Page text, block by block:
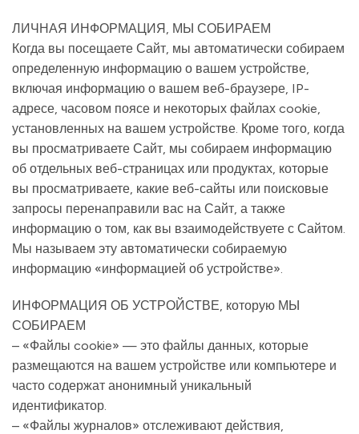
ЛИЧНАЯ ИНФОРМАЦИЯ, МЫ СОБИРАЕМ
Когда вы посещаете Сайт, мы автоматически собираем
определенную информацию о вашем устройстве,
включая информацию о вашем веб-браузере, IP-
адресе, часовом поясе и некоторых файлах cookie,
установленных на вашем устройстве. Кроме того, когда
вы просматриваете Сайт, мы собираем информацию
об отдельных веб-страницах или продуктах, которые
вы просматриваете, какие веб-сайты или поисковые
запросы перенаправили вас на Сайт, а также
информацию о том, как вы взаимодействуете с Сайтом.
Мы называем эту автоматически собираемую
информацию «информацией об устройстве».
ИНФОРМАЦИЯ ОБ УСТРОЙСТВЕ, которую МЫ
СОБИРАЕМ
– «Файлы cookie» — это файлы данных, которые
размещаются на вашем устройстве или компьютере и
часто содержат анонимный уникальный
идентификатор.
– «Файлы журналов» отслеживают действия,